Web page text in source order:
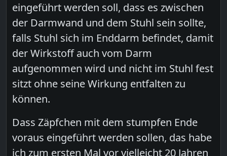
eingeführt werden soll, dass es zwischen
der Darmwand und dem Stuhl sein sollte,
falls Stuhl sich im Enddarm befindet, damit
der Wirkstoff auch vom Darm
aufgenommen wird und nicht im Stuhl fest
sitzt ohne seine Wirkung entfalten zu
können.
Dass Zäpfchen mit dem stumpfen Ende
voraus eingeführt werden sollen, das habe
ich zum ersten Mal vor vielleicht 20 Jahren